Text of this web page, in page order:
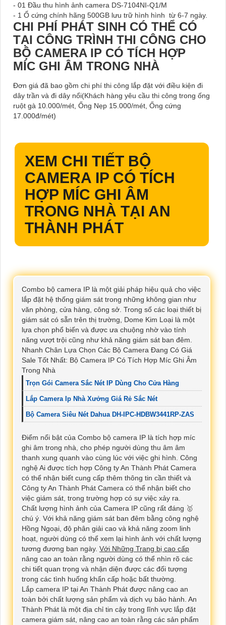
- 01 Đầu thu hình ảnh camera DS-7104NI-Q1/M
- 1 Ổ cứng chính hãng 500GB lưu trữ hình hình từ 6-7 ngày.
CHI PHÍ PHÁT SINH CÓ THỂ CÓ
TẠI CÔNG TRÌNH THI CÔNG CHO
BỘ CAMERA IP CÓ TÍCH HỢP
MÍC GHI ÂM TRONG NHÀ
Đơn giá đã bao gồm chi phí thi công lắp đặt với điều kiện đi
dây trần và đi dây nổi(Khách hàng yêu cầu thi công trong ống
ruột gà 10.000/mét, Ống Nẹp 15.000/mét, Ống cứng
17.000đ/mét)
XEM CHI TIẾT BỘ
CAMERA IP CÓ TÍCH
HỢP MÍC GHI ÂM
TRONG NHÀ TẠI AN
THÀNH PHÁT
Combo bộ camera IP là một giải pháp hiệu quả cho việc
lắp đặt hệ thống giám sát trong những không gian như
văn phòng, cửa hàng, công sở. Trong số các loại thiết bị
giám sát có sẵn trên thị trường, Dome Kim Loại là một
lựa chọn phổ biến và được ưa chuộng nhờ vào tính
năng vượt trội cũng như khả năng giám sát ban đêm.
Nhanh Chân Lựa Chọn Các Bộ Camera Đang Có Giá
Sale Tốt Nhất: Bộ Camera IP Có Tích Hợp Míc Ghi Âm
Trong Nhà
Trọn Gói Camera Sắc Nét IP Dùng Cho Cửa Hàng
Lắp Camera Ip Nhà Xưởng Giá Rẻ Sắc Nét
Bộ Camera Siêu Nét Dahua DH-IPC-HDBW3441RP-ZAS
Điểm nổi bật của Combo bộ camera IP là tích hợp míc
ghi âm trong nhà, cho phép người dùng thu âm âm
thanh xung quanh vào cùng lúc với việc ghi hình. Công
nghệ Ai được tích hợp Công ty An Thành Phát Camera
có thể nhận biết cung cấp thêm thông tin cần thiết và
Công ty An Thành Phát Camera có thể nhận biết cho
việc giám sát, trong trường hợp có sự việc xảy ra.
Chất lượng hình ảnh của Camera IP cũng rất đáng 🥇️
chú ý. Với khả năng giám sát ban đêm bằng công nghệ
Hồng Ngoại, độ phân giải cao và khả năng zoom linh
hoạt, người dùng có thể xem lại hình ảnh với chất lượng
tương đương ban ngày. Với Những Trang bị cao cấp
nâng cao an toàn rằng người dùng có thể nhìn rõ các
chi tiết quan trọng và nhận diện được các đối tượng
trong các tình huống khẩn cấp hoặc bất thường.
Lắp camera IP tại An Thành Phát được nâng cao an
toàn bởi chất lượng sản phẩm và dịch vụ bảo hành. An
Thành Phát là một địa chỉ tin cậy trong lĩnh vực lắp đặt
camera giám sát, nâng cao an toàn rằng các sản phẩm